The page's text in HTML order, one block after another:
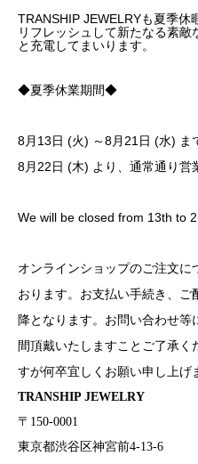
TRANSHIP JEWELRYも夏季
リフレッシュして新たなる素
と充電してまいります。
◆夏季休業期間◆
8月13日 (火) ～8月21日 (水) ま
8月22日 (木) より、通常通り営
We will be closed from 13th to
オンラインショップのご注文
おります。お支払い手続き、
降となります。お問い合わせ
間頂戴いたしますことご了承く
すが何卒宜しくお願い申し上げ
TRANSHIP JEWELRY
〒150-0001
東京都渋谷区神宮前4-13-6